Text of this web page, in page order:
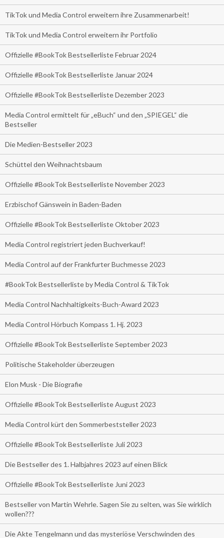
TikTok und Media Control erweitern ihre Zusammenarbeit!
TikTok und Media Control erweitern ihr Portfolio
Offizielle #BookTok Bestsellerliste Februar 2024
Offizielle #BookTok Bestsellerliste Januar 2024
Offizielle #BookTok Bestsellerliste Dezember 2023
Media Control ermittelt für „eBuch“ und den „SPIEGEL“ die
Bestseller
Die Medien-Bestseller 2023
Schüttel den Weihnachtsbaum
Offizielle #BookTok Bestsellerliste November 2023
Erzbischof Gänswein in Baden-Baden
Offizielle #BookTok Bestsellerliste Oktober 2023
Media Control registriert jeden Buchverkauf!
Media Control auf der Frankfurter Buchmesse 2023
#BookTok Bestsellerliste by Media Control & TikTok
Media Control Nachhaltigkeits-Buch-Award 2023
Media Control Hörbuch Kompass 1. Hj. 2023
Offizielle #BookTok Bestsellerliste September 2023
Politische Stakeholder überzeugen
Elon Musk - Die Biografie
Offizielle #BookTok Bestsellerliste August 2023
Media Control kürt den Sommerbeststeller 2023
Offizielle #BookTok Bestsellerliste Juli 2023
Die Bestseller des 1. Halbjahres 2023 auf einen Blick
Offizielle #BookTok Bestsellerliste Juni 2023
Bestseller von Martin Wehrle. Sagen Sie zu selten, was Sie wirklich
wollen???
Die Akte Tengelmann und das mysteriöse Verschwinden des